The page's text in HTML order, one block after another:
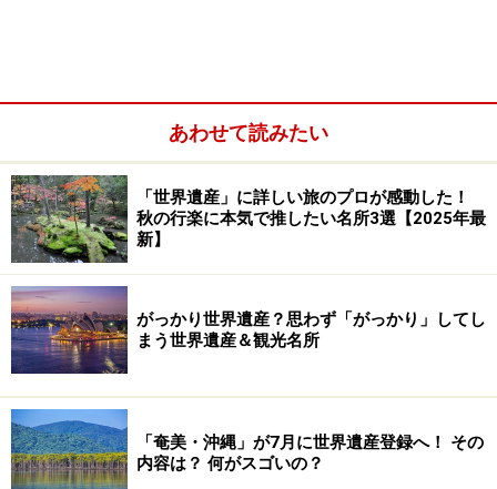
ら映し出している。その軌道は海に描かれるマニューバ
逆に自動車から眺めていると、断崖絶壁と打ち寄せる
波、広大なビーチ、ユーカリの森、熱帯雨林、湿地帯、
跳びはねるカンガルーと、大自然の景観が次から次へと
その姿を変える。
絶景ポイント、十二使徒については
※記事内容は執筆時点のものです。最新の内容をご確認くださ
い。
※海外を訪れる際には最新情報の入手に努め、「
ホームページ」を確認するなど、安全確保に十分注意を払ってく
あわせて読みたい
「世界遺産」に詳しい旅のプロが感動した！
秋の行楽に本気で推したい名所3選【2025年最
新】
がっかり世界遺産？思わず「がっかり」してし
まう世界遺産＆観光名所
「奄美・沖縄」が7月に世界遺産登録へ！ その
内容は？ 何がスゴいの？